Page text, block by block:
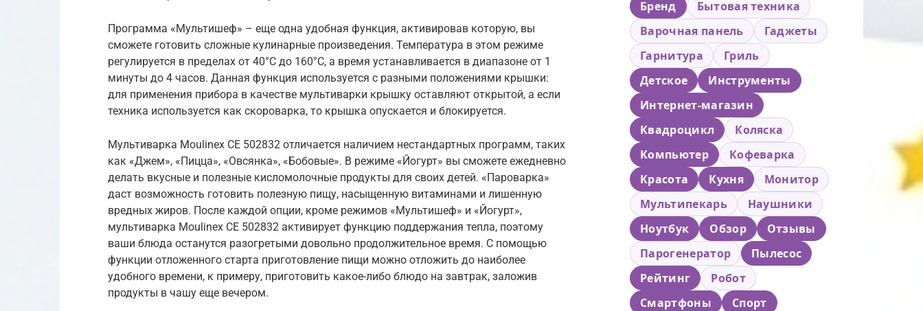
Программа «Мультишеф» – еще одна удобная функция, активировав которую, вы
сможете готовить сложные кулинарные произведения. Температура в этом режиме
регулируется в пределах от 40°C до 160°C, а время устанавливается в диапазоне от 1
минуты до 4 часов. Данная функция используется с разными положениями крышки:
для применения прибора в качестве мультиварки крышку оставляют открытой, а если
техника используется как скороварка, то крышка опускается и блокируется.
Мультиварка Moulinex CE 502832 отличается наличием нестандартных программ, таких
как «Джем», «Пицца», «Овсянка», «Бобовые». В режиме «Йогурт» вы сможете ежедневно
делать вкусные и полезные кисломолочные продукты для своих детей. «Пароварка»
даст возможность готовить полезную пищу, насыщенную витаминами и лишенную
вредных жиров. После каждой опции, кроме режимов «Мультишеф» и «Йогурт»,
мультиварка Moulinex CE 502832 активирует функцию поддержания тепла, поэтому
ваши блюда останутся разогретыми довольно продолжительное время. С помощью
функции отложенного старта приготовление пищи можно отложить до наиболее
удобного времени, к примеру, приготовить какое-либо блюдо на завтрак, заложив
продукты в чашу еще вечером.
Бренд
Бытовая техника
Варочная панель
Гаджеты
Гарнитура
Гриль
Детское
Инструменты
Интернет-магазин
Квадроцикл
Коляска
Компьютер
Кофеварка
Красота
Кухня
Монитор
Мультипекарь
Наушники
Ноутбук
Обзор
Отзывы
Парогенератор
Пылесос
Рейтинг
Робот
Смартфоны
Спорт